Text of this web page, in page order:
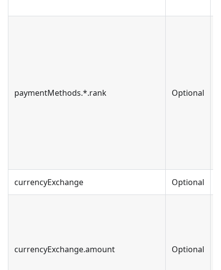
paymentMethods.*.rank Optional
currencyExchange Optional
currencyExchange.amount Optional